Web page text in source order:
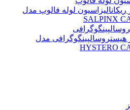
ریکانالیزاسیون لوله فالوپ مدل
SALPINX
هیستروسالپینگوگرافی مدل
HYSTERO